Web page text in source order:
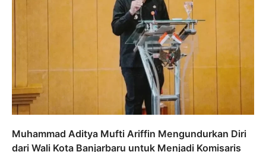
Muhammad Aditya Mufti Ariffin Mengundurkan Diri
dari Wali Kota Banjarbaru untuk Menjadi Komisaris